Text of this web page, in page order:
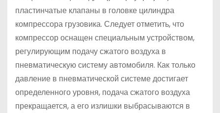
пластинчатые клапаны в головке цилиндра
компрессора грузовика. Следует отметить, что
компрессор оснащен специальным устройством,
регулирующим подачу сжатого воздуха в
пневматическую систему автомобиля. Как только
давление в пневматической системе достигает
определенного уровня, подача сжатого воздуха
прекращается, а его излишки выбрасываются в